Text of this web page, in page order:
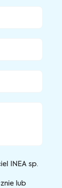
INEA sp.
lub